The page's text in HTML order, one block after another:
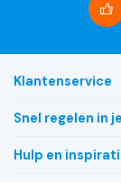
Klantenservice
Snel regelen in
Hulp en